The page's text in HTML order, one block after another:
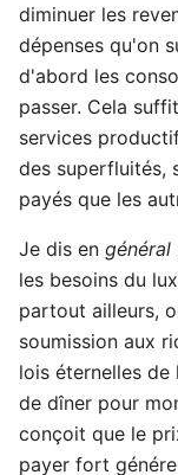
diminuer les
dépenses qu'on
d'abord les
passer. Cela
services
des superfluités,
payés que les
Je dis en général
les besoins du
partout ailleurs,
soumission aux
lois éternelles
de dîner pour
conçoit que le
payer fort